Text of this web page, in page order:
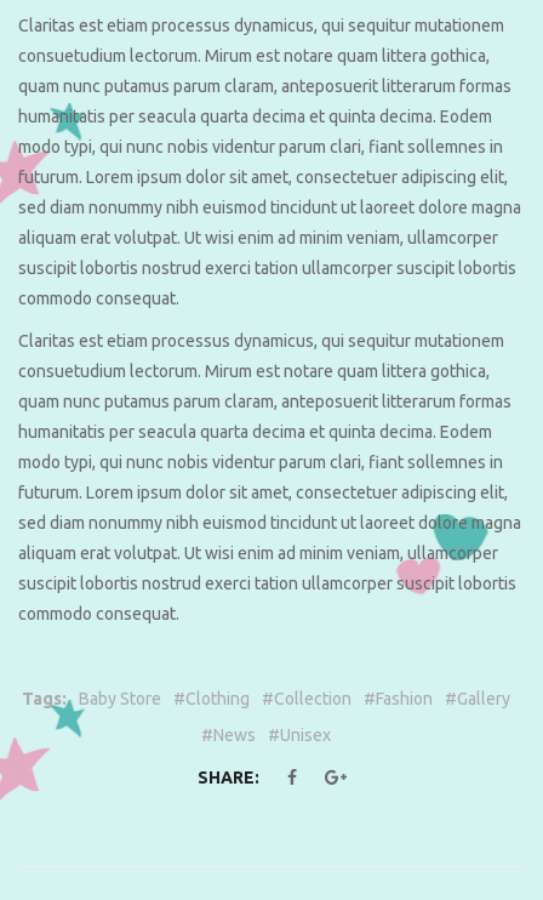
Claritas est etiam processus dynamicus, qui sequitur mutationem
consuetudium lectorum. Mirum est notare quam littera gothica,
quam nunc putamus parum claram, anteposuerit litterarum formas
humanitatis per seacula quarta decima et quinta decima. Eodem
modo typi, qui nunc nobis videntur parum clari, fiant sollemnes in
futurum. Lorem ipsum dolor sit amet, consectetuer adipiscing elit,
sed diam nonummy nibh euismod tincidunt ut laoreet dolore magna
aliquam erat volutpat. Ut wisi enim ad minim veniam, ullamcorper
suscipit lobortis nostrud exerci tation ullamcorper suscipit lobortis
commodo consequat.
Claritas est etiam processus dynamicus, qui sequitur mutationem
consuetudium lectorum. Mirum est notare quam littera gothica,
quam nunc putamus parum claram, anteposuerit litterarum formas
humanitatis per seacula quarta decima et quinta decima. Eodem
modo typi, qui nunc nobis videntur parum clari, fiant sollemnes in
futurum. Lorem ipsum dolor sit amet, consectetuer adipiscing elit,
sed diam nonummy nibh euismod tincidunt ut laoreet dolore magna
aliquam erat volutpat. Ut wisi enim ad minim veniam, ullamcorper
suscipit lobortis nostrud exerci tation ullamcorper suscipit lobortis
commodo consequat.
Tags: Baby Store #Clothing #Collection #Fashion #Gallery
#News #Unisex
SHARE: